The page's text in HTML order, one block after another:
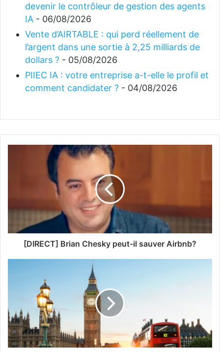
devenir le contrôleur de gestion des agents
IA - 06/08/2026
Vente d’AIRTABLE : qui perd réellement de
l’argent dans une sortie à 2,25 milliards de
dollars ? - 05/08/2026
PIIEC IA : votre entreprise a-t-elle le profil et
comment candidater ? - 04/08/2026
[DIRECT] Brian Chesky peut-il sauver Airbnb?